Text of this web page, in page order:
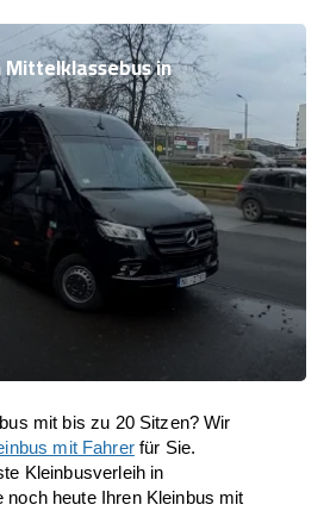
in
mit bis zu 20 Sitzen? Wir
mit Fahrerfür Sie.
Kleinbusverleih in
noch heute Ihren Kleinbus mit